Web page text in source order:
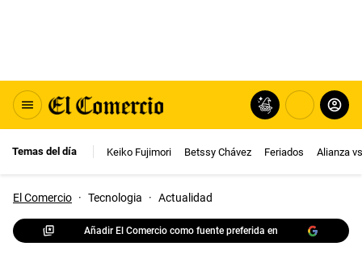
Temas del día Keiko Fujimori Betssy Chávez Feriados Alianza
El Comercio · Tecnologia · Actualidad
Añadir El Comercio como fuente preferida en